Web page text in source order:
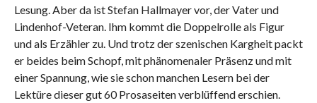
Lesung. Aber da ist Stefan Hallmayer vor, der Vater und
Lindenhof-Veteran. Ihm kommt die Doppelrolle als Figur
und als Erzähler zu. Und trotz der szenischen Kargheit packt
er beides beim Schopf, mit phänomenaler Präsenz und mit
einer Spannung, wie sie schon manchen Lesern bei der
Lektüre dieser gut 60 Prosaseiten verblüffend erschien.